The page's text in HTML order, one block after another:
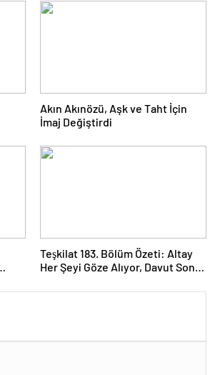
Akın Akınözü, Aşk ve Taht İçin
İmaj Değiştirdi
Teşkilat 183. Bölüm Özeti: Altay
Her Şeyi Göze Alıyor, Davut Son